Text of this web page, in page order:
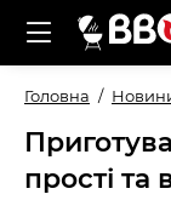
Головна
прості та